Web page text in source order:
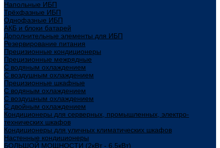
Напольные ИБП
Трёхфазные ИБП
Однофазные ИБП
АКБ и блоки батарей
Дополнительные элементы для ИБП
Резервирование питания
Прецизионные кондиционеры
Прецизионные межрядные
С водяным охлаждением
С воздушным охлаждением
Прецизионные шкафные
С водяным охлаждением
С воздушным охлаждением
С двойным охлаждением
Кондиционеры для серверных, промышленных, электро-
технических шкафов
Кондиционеры для уличных климатических шкафов
Настенные кондиционеры
БОЛЬШОЙ МОЩНОСТИ (2кВт - 6,5кВт)